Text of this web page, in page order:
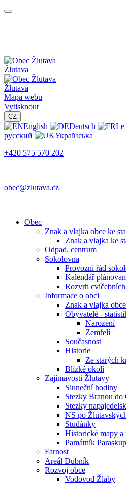
Žlutava
Žlutava
Mapa webu
Vytisknout
CZ
English Deutsch Le
русский
Українська
+420 575 570 202
obec@zlutava.cz
Obec
Znak a vlajka obce ke
Znak a vlajka ke
Odpad. centrum
Sokolovna
Provozní řád
Kalendář
Rozvrh
Informace o obci
Znak a vlajka obce
Obyvatelé -
Narození
Zemřelí
Současnost
Historie
Ze starých
Blízké okolí
Zajímavosti Žlutavy
Sluneční hodiny
Stezky Branou do
Stezky
NS po
Studánky
Historické mapy a
Památník
Farnost
Areál Dubník
Rozvoj obce
Vodovod Žlaby